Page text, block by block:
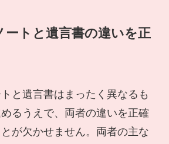
ートと遺言書の違いを正
と遺言書はまったく異なるも
るうえで、両者の違いを正確
が欠かせません。両者の主な